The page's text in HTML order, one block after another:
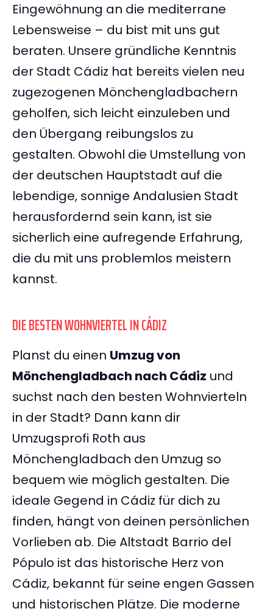
Eingewöhnung an die mediterrane
Lebensweise – du bist mit uns gut
beraten. Unsere gründliche Kenntnis
der Stadt Cádiz hat bereits vielen neu
zugezogenen Mönchengladbachern
geholfen, sich leicht einzuleben und
den Übergang reibungslos zu
gestalten. Obwohl die Umstellung von
der deutschen Hauptstadt auf die
lebendige, sonnige Andalusien Stadt
herausfordernd sein kann, ist sie
sicherlich eine aufregende Erfahrung,
die du mit uns problemlos meistern
kannst.
DIE BESTEN WOHNVIERTEL IN CÁDIZ
Planst du einen Umzug von
Mönchengladbach nach Cádiz und
suchst nach den besten Wohnvierteln
in der Stadt? Dann kann dir
Umzugsprofi Roth aus
Mönchengladbach den Umzug so
bequem wie möglich gestalten. Die
ideale Gegend in Cádiz für dich zu
finden, hängt von deinen persönlichen
Vorlieben ab. Die Altstadt Barrio del
Pópulo ist das historische Herz von
Cádiz, bekannt für seine engen Gassen
und historischen Plätze. Die moderne